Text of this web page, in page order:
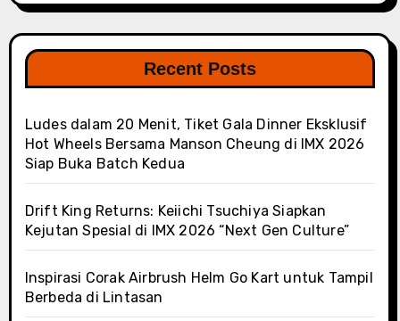
Recent Posts
Ludes dalam 20 Menit, Tiket Gala Dinner Eksklusif
Hot Wheels Bersama Manson Cheung di IMX 2026
Siap Buka Batch Kedua
Drift King Returns: Keiichi Tsuchiya Siapkan
Kejutan Spesial di IMX 2026 “Next Gen Culture”
Inspirasi Corak Airbrush Helm Go Kart untuk Tampil
Berbeda di Lintasan